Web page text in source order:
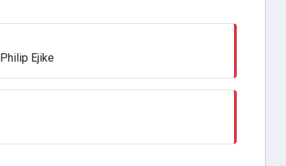
Philip Ejike